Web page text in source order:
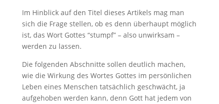
Im Hinblick auf den Titel dieses Artikels mag man
sich die Frage stellen, ob es denn überhaupt möglich
ist, das Wort Gottes “stumpf” – also unwirksam –
werden zu lassen.
Die folgenden Abschnitte sollen deutlich machen,
wie die Wirkung des Wortes Gottes im persönlichen
Leben eines Menschen tatsächlich geschwächt, ja
aufgehoben werden kann, denn Gott hat jedem von